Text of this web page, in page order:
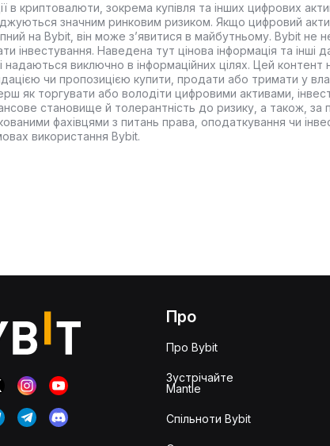
в криптовалюти, зокрема купівля та інших цифрових
значним ринковим ризиком. Якщо цифровий
на Bybit, він може з’явитися в майбутньому. Bybit не
інвестування. Наведена тут цінова інформація та інші
надаються виключно в інформаційних цілях. Цей
чи пропозицією купити, продати або тримати у
як торгувати або володіти цифровими активами,
становище й толерантність до ризику, а також, за
фахівцями з питань права, оподаткування чи
використання Bybit.
Про
Про Bybit
Зустрічайте
Mantle
Спільноти Bybit